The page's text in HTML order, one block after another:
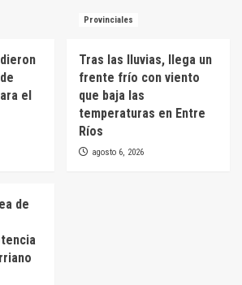
el
Provinciales
Tras las lluvias, llega un
frente frío con viento
que baja las
temperaturas en Entre
Ríos
agosto 6, 2026
de